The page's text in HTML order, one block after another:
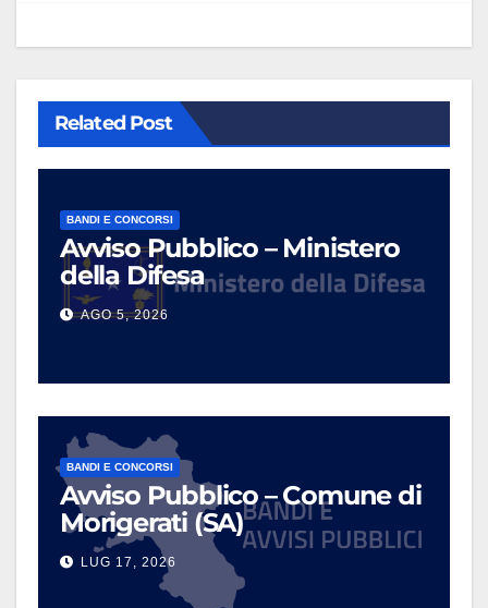
Related Post
BANDI E CONCORSI
Avviso Pubblico – Ministero
della Difesa
AGO 5, 2026
BANDI E CONCORSI
Avviso Pubblico – Comune di
Morigerati (SA)
LUG 17, 2026